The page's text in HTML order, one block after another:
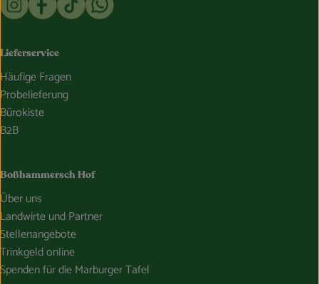
Lieferservice
Häufige Fragen
Probelieferung
Bürokiste
B2B
Boßhammersch Hof
Über uns
Landwirte und Partner
Stellenangebote
Trinkgeld online
Spenden für die Marburger Tafel